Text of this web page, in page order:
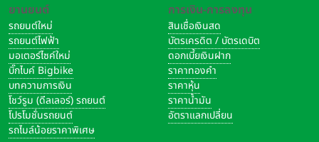
ยานยนต์
รถยนต์ใหม่
รถยนต์ไฟฟ้า
มอเตอร์ไซค์ใหม่
บิ๊กไบค์ Bigbike
บทความการเงิน
โชว์รูม (ดีลเลอร์) รถยนต์
โปรโมชั่นรถยนต์
รถไมล์น้อยราคาพิเศษ
การเงิน-การลงทุน
สินเชื่อเงินสด
บัตรเครดิต / บัตรเดบิต
ดอกเบี้ยเงินฝาก
ราคาทองคำ
ราคาหุ้น
ราคาน้ำมัน
อัตราแลกเปลี่ยน